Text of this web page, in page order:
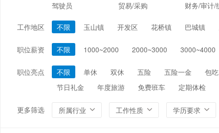
驾驶员
贸易/采购
财务/审计/
美容/美发
编辑/出版/印刷
金融/证券/投资
保险
能源/电力/矿产
化工 环保
工作地区 不限 玉山镇 开发区 花桥镇 巴城镇
职位薪资 不限 1000~2000 2000~3000 3000~4000
职位亮点 不限 单休 双休 五险 五险一金
包吃
节日礼金
年度旅游 免费班车 定期体检
更多筛选 所属行业 工作性质 学历要求